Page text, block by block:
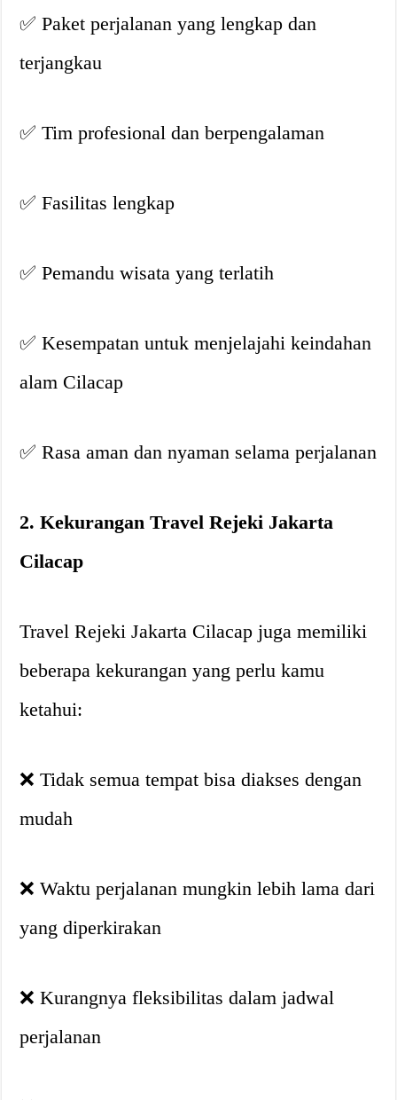
✅ Paket perjalanan yang lengkap dan
terjangkau
✅ Tim profesional dan berpengalaman
✅ Fasilitas lengkap
✅ Pemandu wisata yang terlatih
✅ Kesempatan untuk menjelajahi keindahan
alam Cilacap
✅ Rasa aman dan nyaman selama perjalanan
2. Kekurangan Travel Rejeki Jakarta
Cilacap
Travel Rejeki Jakarta Cilacap juga memiliki
beberapa kekurangan yang perlu kamu
ketahui:
❌ Tidak semua tempat bisa diakses dengan
mudah
❌ Waktu perjalanan mungkin lebih lama dari
yang diperkirakan
❌ Kurangnya fleksibilitas dalam jadwal
perjalanan